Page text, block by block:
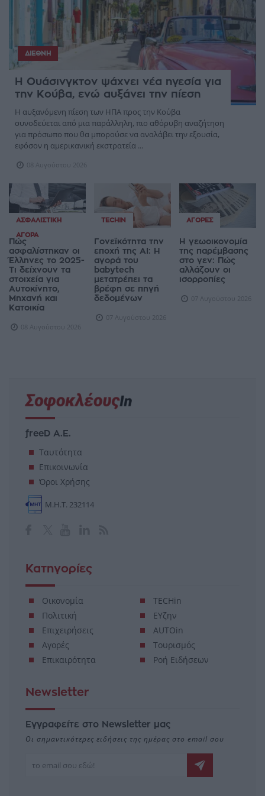
ΔΙΕΘΝΉ
Η Ουάσινγκτον ψάχνει νέα ηγεσία για
την Κούβα, ενώ αυξάνει την πίεση
Η αυξανόμενη πίεση των ΗΠΑ προς την Κούβα
συνοδεύεται από μια παράλληλη, πιο αθόρυβη αναζήτηση
για πρόσωπο που θα μπορούσε να αναλάβει την εξουσία,
εφόσον η αμερικανική εκστρατεία ...
08 Αυγούστου 2026
ΑΣΦΑΛΙΣΤΙΚΉ
ΑΓΟΡΆ
Πώς
ασφαλίστηκαν οι
Έλληνες το 2025-
Τι δείχνουν τα
στοιχεία για
Αυτοκίνητο,
Μηχανή και
Κατοικία
08 Αυγούστου 2026
TECHIN
Γονεϊκότητα την
εποχή της AI: Η
αγορά του
babytech
μετατρέπει τα
βρέφη σε πηγή
δεδομένων
07 Αυγούστου 2026
ΑΓΟΡΈΣ
Η γεωοικονομία
της παρέμβασης
στο γεν: Πώς
αλλάζουν οι
ισορροπίες
07 Αυγούστου 2026